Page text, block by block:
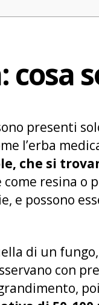
presenti
l’erba
che si
resina o
e possono
di un
con